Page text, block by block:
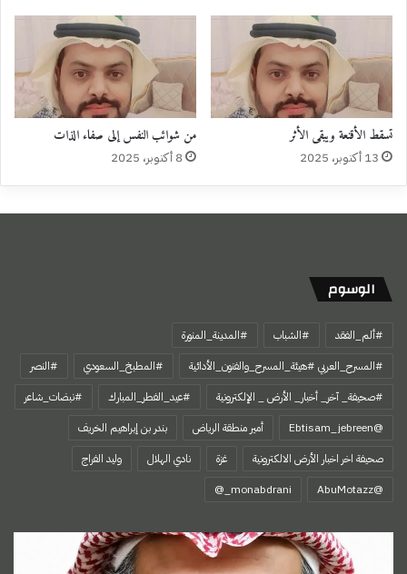
تسقط الأقنعة ويبقى الأثر
13 أكتوبر، 2025
من شوائب النفس إلى صفاء الذات
8 أكتوبر، 2025
الوسوم
#ألم_الفقد #الشباب
#المدينة_المنورة
#المسرح_العربي #هيئة_المسرح_والفنون_الأدائية
#المطبخ_السعودي
#النصر
#صحيفة_ آخر_ أخبار_ الأرض _ الإلكترونية
#عيد_الفطر_المبارك
#نبضات_شاعر
@Ebtisam_jebreen
أمير منطقة الرياض
بندر بن إبراهيم الخريف
صحيفة اخر اخبار الأرض الالكترونية
غزة نادي الهلال
وليد الفراج
‏@AbuMotazz